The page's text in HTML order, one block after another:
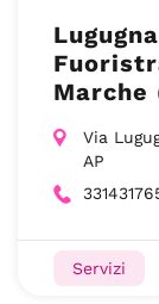
Marche
Via
AP
Servizi